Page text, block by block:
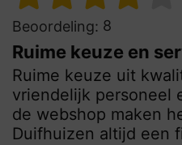
Beoordeling: 8
Ruime keuze en
Ruime keuze uit
vriendelijk personeel
de webshop maken
Duifhuizen altijd een